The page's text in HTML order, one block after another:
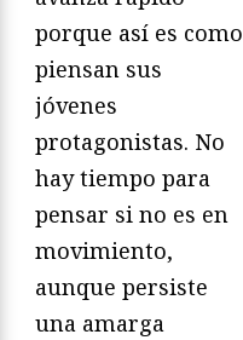
porque así es como
piensan sus
jóvenes
protagonistas. No
hay tiempo para
pensar si no es en
movimiento,
aunque persiste
una amarga